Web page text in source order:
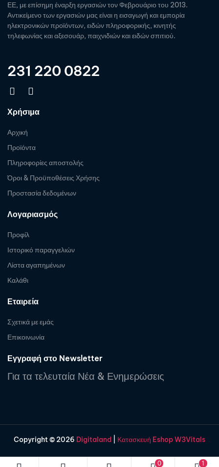
0 1
ΕΕ, με επίσημη έναρξη εργασιών τον Φεβρουάριο του 2013.
Αντικείμενο των εργασιών μας είναι η εισαγωγή και εμπορία
ηλεκτρονικών προϊόντων, ειδών πληροφορικής, κινητής
τηλεφωνίας και αξεσουάρ, παιχνιδιών και ειδών σπιτιού.
231 220 0822
Χρήσιμα
Αρχική
Προϊόντα
Πληροφορίες αποστολής
Όροι & Προϋποθέσεις Χρήσης
Προστασία δεδομένων
Λογαριασμός
Προφίλ
Ιστορικό παραγγελιών
Λίστα αγαπημένων
Καλάθι
Εταιρεία
Σχετικά με εμάς
Επικοινωνία
Εγγραφή στο Newsletter
Για τα τελευταία Νέα & Ενημερώσεις
Copyright © 2026 Digitaland Κατασκευή Eshop W3Vitals